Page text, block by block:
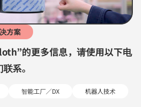
方案
的更多信息，请使用以下电
系。
智能工厂／DX
机器人技术